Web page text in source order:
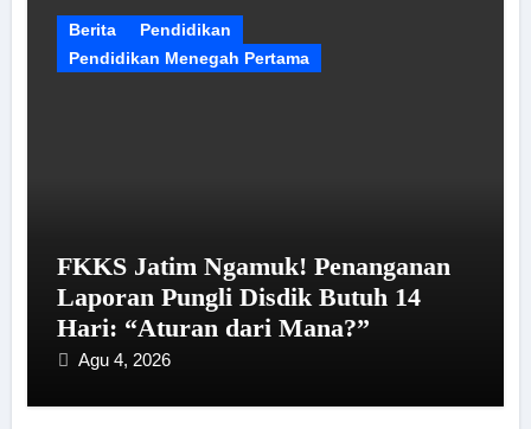
Berita
Pendidikan
Pendidikan Menegah Pertama
FKKS Jatim Ngamuk! Penanganan
Laporan Pungli Disdik Butuh 14
Hari: “Aturan dari Mana?”
Agu 4, 2026